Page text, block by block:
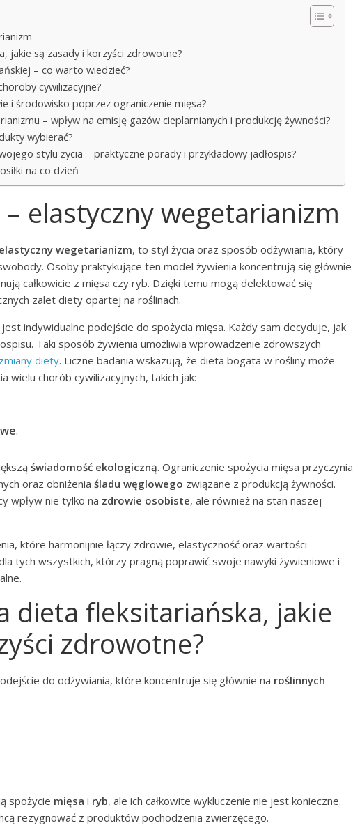
jakie są zasady i korzyści zdrowotne?
– co warto wiedzieć?
cywilizacyjne?
i środowisko poprzez ograniczenie mięsa?
– wpływ na emisję gazów cieplarnianych i produkcję żywności?
wybierać?
stylu życia – praktyczne porady i przykładowy jadłospis?
na co dzień
elastyczny wegetarianizm
elastyczny wegetarianizm, to styl życia oraz sposób odżywiania, który
Osoby praktykujące ten model żywienia koncentrują się głównie
całkowicie z mięsa czy ryb. Dzięki temu mogą delektować się
zalet diety opartej na roślinach.
indywidualne podejście do spożycia mięsa. Każdy sam decyduje, jak
Taki sposób żywienia umożliwia wprowadzenie zdrowszych
zmiany diety. Liczne badania wskazują, że dieta bogata w rośliny może
wielu chorób cywilizacyjnych, takich jak:
.
świadomość ekologiczną. Ograniczenie spożycia mięsa przyczynia
oraz obniżenia śladu węglowego związane z produkcją żywności.
wpływ nie tylko na zdrowie osobiste, ale również na stan naszej
które harmonijnie łączy zdrowie, elastyczność oraz wartości
tych wszystkich, którzy pragną poprawić swoje nawyki żywieniowe i
dieta fleksitariańska, jakie
zdrowotne?
do odżywiania, które koncentruje się głównie na roślinnych
spożycie mięsa i ryb, ale ich całkowite wykluczenie nie jest konieczne.
rezygnować z produktów pochodzenia zwierzęcego.